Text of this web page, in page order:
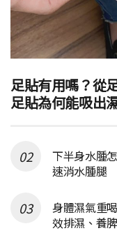
足貼有用嗎？從
足貼為何能吸出
下半身水腫
速消水腫腿
身體濕氣重
效排濕、養